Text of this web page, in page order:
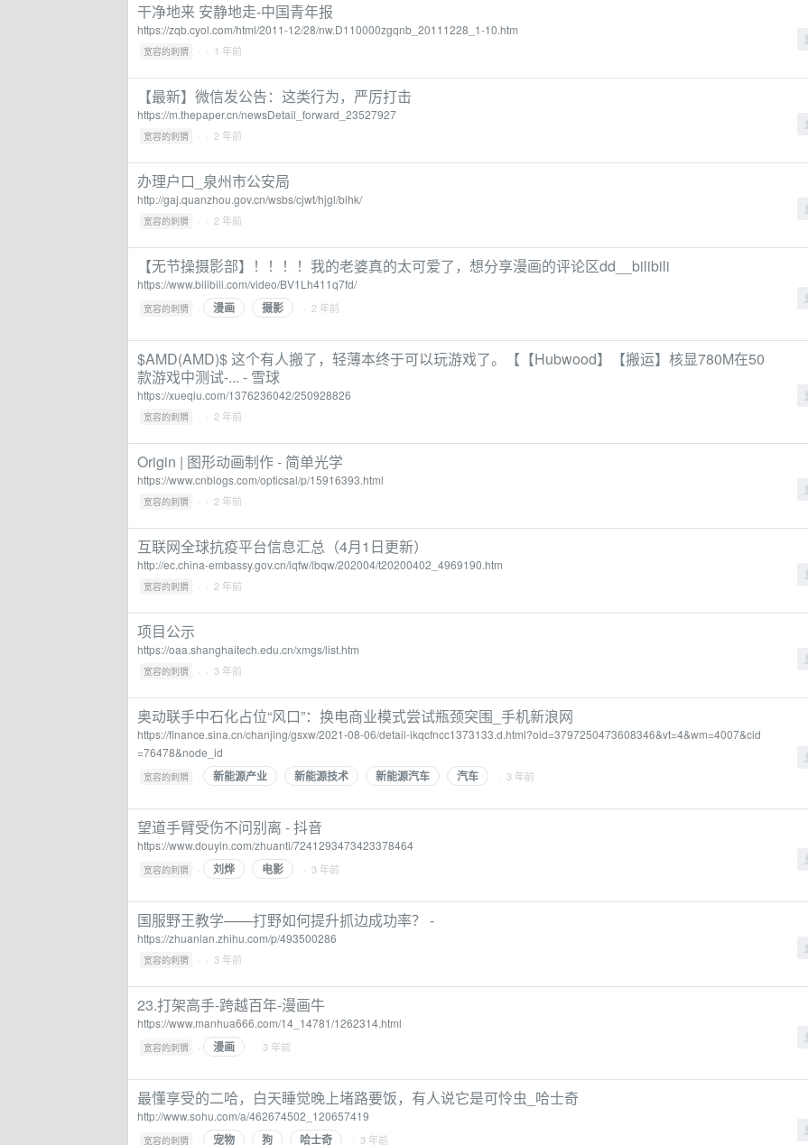
干净地来 安静地走-中国青年报
https://zqb.cyol.com/html/2011-12/28/nw.D110000zgqnb_20111228_1-10.htm
宽容的刺猬 · · 1 年前
【最新】微信发公告：这类行为，严厉打击
https://m.thepaper.cn/newsDetail_forward_23527927
宽容的刺猬 · · 2 年前
办理户口_泉州市公安局
http://gaj.quanzhou.gov.cn/wsbs/cjwt/hjgl/blhk/
宽容的刺猬 · · 2 年前
【无节操摄影部】！！！！我的老婆真的太可爱了，想分享漫画的评论区dd__bilibili
https://www.bilibili.com/video/BV1Lh411q7fd/
宽容的刺猬 · 漫画 摄影 · 2 年前
$AMD(AMD)$ 这个有人搬了，轻薄本终于可以玩游戏了。【【Hubwood】【搬运】核显780M在50
款游戏中测试-... - 雪球
https://xueqiu.com/1376236042/250928826
宽容的刺猬 · · 2 年前
Origin | 图形动画制作 - 简单光学
https://www.cnblogs.com/opticsal/p/15916393.html
宽容的刺猬 · · 2 年前
互联网全球抗疫平台信息汇总（4月1日更新）
http://ec.china-embassy.gov.cn/lqfw/lbqw/202004/t20200402_4969190.htm
宽容的刺猬 · · 2 年前
项目公示
https://oaa.shanghaitech.edu.cn/xmgs/list.htm
宽容的刺猬 · · 3 年前
奥动联手中石化占位“风口”：换电商业模式尝试瓶颈突围_手机新浪网
https://finance.sina.cn/chanjing/gsxw/2021-08-06/detail-ikqcfncc1373133.d.html?oid=3797250473608346&vt=4&wm=4007&cid
=76478&node_id
宽容的刺猬 · 新能源产业 新能源技术 新能源汽车 汽车 · 3 年前
望道手臂受伤不问别离 - 抖音
https://www.douyin.com/zhuanti/7241293473423378464
宽容的刺猬 · 刘烨 电影 · 3 年前
国服野王教学——打野如何提升抓边成功率？ -
https://zhuanlan.zhihu.com/p/493500286
宽容的刺猬 · · 3 年前
23.打架高手-跨越百年-漫画牛
https://www.manhua666.com/14_14781/1262314.html
宽容的刺猬 · 漫画 · 3 年前
最懂享受的二哈，白天睡觉晚上堵路要饭，有人说它是可怜虫_哈士奇
http://www.sohu.com/a/462674502_120657419
宽容的刺猬 · 宠物 狗 哈士奇 · 3 年前